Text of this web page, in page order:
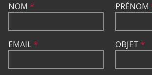
NOM *
EMAIL*
PRÉNOM
OBJET *